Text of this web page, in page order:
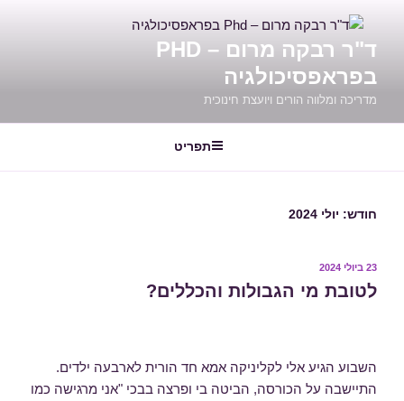
ד"ר רבקה מרום – PHD
בפראפסיכולגיה
מדריכה ומלווה הורים ויועצת חינוכית
תפריט
חודש: יולי 2024
פורסם
23 ביולי 2024
לטובת מי הגבולות והכללים?
השבוע הגיע אלי לקליניקה אמא חד הורית לארבעה ילדים.
התיישבה על הכורסה, הביטה בי ופרצה בבכי "אני מרגישה כמו